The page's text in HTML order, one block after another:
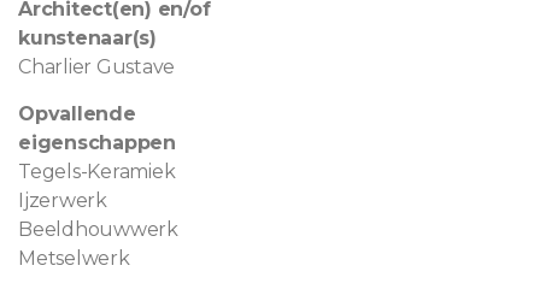
Architect(en) en/of
kunstenaar(s)
Charlier Gustave
Opvallende
eigenschappen
Tegels-Keramiek
Ijzerwerk
Beeldhouwwerk
Metselwerk